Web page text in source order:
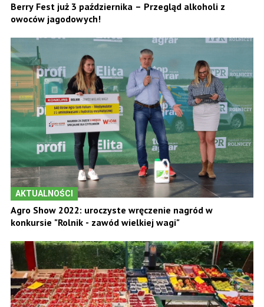
Berry Fest już 3 października – Przegląd alkoholi z
owoców jagodowych!
AKTUALNOŚCI
Agro Show 2022: uroczyste wręczenie nagród w
konkursie "Rolnik - zawód wielkiej wagi"